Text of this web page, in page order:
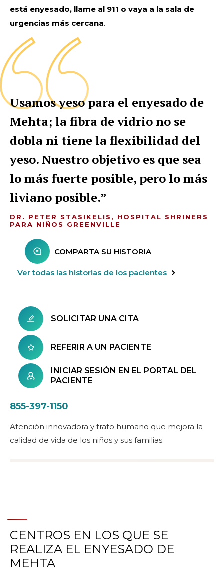
está enyesado, llame al 911 o vaya a la sala de
urgencias más cercana.
Usamos yeso para el enyesado de
Mehta; la fibra de vidrio no se
dobla ni tiene la flexibilidad del
yeso. Nuestro objetivo es que sea
lo más fuerte posible, pero lo más
liviano posible.
DR. PETER STASIKELIS, HOSPITAL SHRINERS
PARA NIÑOS GREENVILLE
COMPARTA SU HISTORIA
Ver todas las historias de los pacientes
SOLICITAR UNA CITA
REFERIR A UN PACIENTE
INICIAR SESIÓN EN EL PORTAL DEL
PACIENTE
855-397-1150
Atención innovadora y trato humano que mejora la
calidad de vida de los niños y sus familias.
CENTROS EN LOS QUE SE
REALIZA EL ENYESADO DE
MEHTA